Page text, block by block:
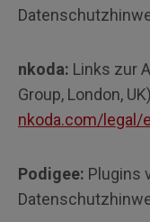
nkoda: Links zur
Group, London,
nkoda.com/legal/
Podigee: Plugins